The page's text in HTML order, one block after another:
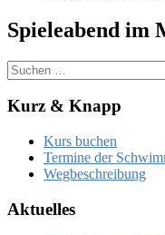
Spieleabend im
Suchen
nach:
Kurz & Knapp
Kurs buchen
Termine der
Wegbeschreibung
Aktuelles